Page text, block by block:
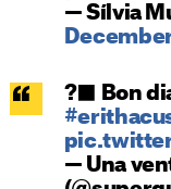
— Sílvia
?‍⬛ Bon
— Una